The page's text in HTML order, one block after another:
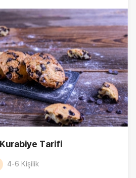
Tarifi
4-6 Kişilik